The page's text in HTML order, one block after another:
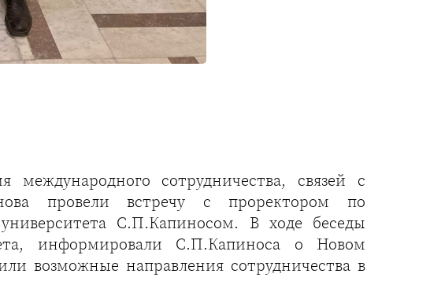
сотрудничества, связей с
провели встречу с проректором по
университета С.П.Капиносом. В ходе беседы
информировали С.П.Капиноса о Новом
возможные направления сотрудничества в